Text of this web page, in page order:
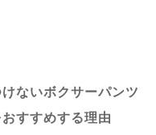
ないボクサーパンツ
おすすめする理由